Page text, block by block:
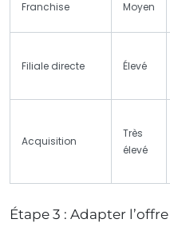
Franchise Moyen
Filiale directe Élevé
Acquisition
Très
élevé
Étape 3 : Adapter